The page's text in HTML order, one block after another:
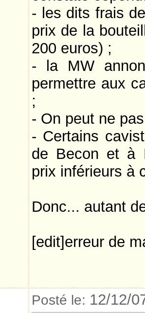
- les dits frais
prix de la
200 euros) ;
- la MW
permettre aux
;
- On peut ne
- Certains
de Becon et à
prix inférieurs à
Donc... autant
[edit]erreur de
Posté le: 12/12/